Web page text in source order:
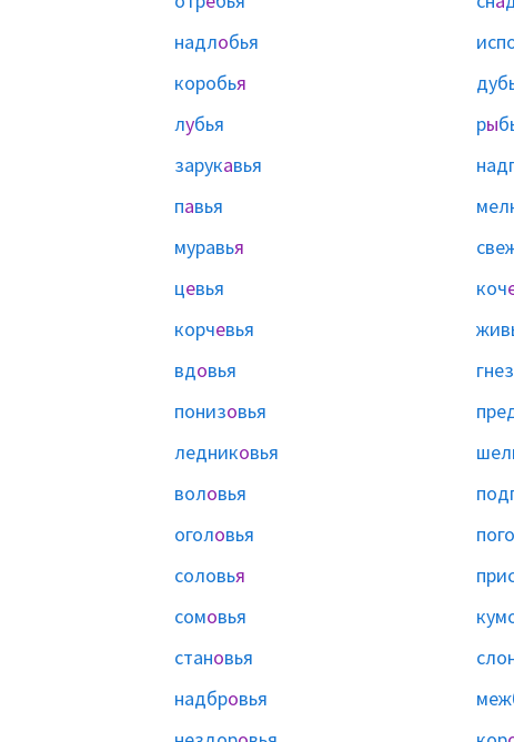
надлобья
коробья
лубья ры
зарукавья
павья
муравья
цевья коч
корчевья
вдовья
понизовья
ледниковья
воловья
оголовья
соловья
сомовья
становья
надбровья